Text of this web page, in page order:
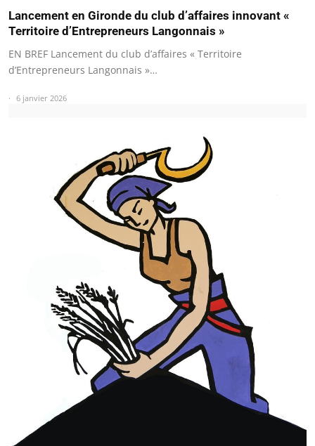
Lancement en Gironde du club d’affaires innovant «
Territoire d’Entrepreneurs Langonnais »
EN BREF Lancement du club d’affaires « Territoire
d’Entrepreneurs Langonnais »…
6 janvier 2026